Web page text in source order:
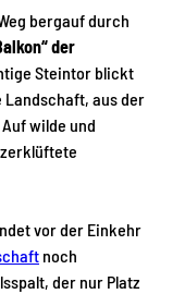
bergauf durch
der
Steintor blickt
Landschaft, aus der
wilde und
vor der Einkehr
noch
der nur Platz